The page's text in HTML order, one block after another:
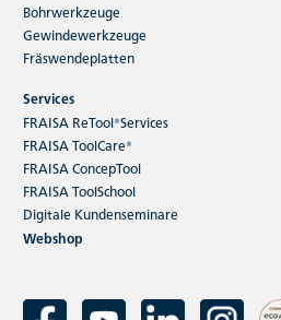
Bohrwerkzeuge
Gewindewerkzeuge
Fräswendeplatten
Services
FRAISA ReTool®Services
FRAISA ToolCare®
FRAISA ConcepTool
FRAISA ToolSchool
Digitale Kundenseminare
Webshop